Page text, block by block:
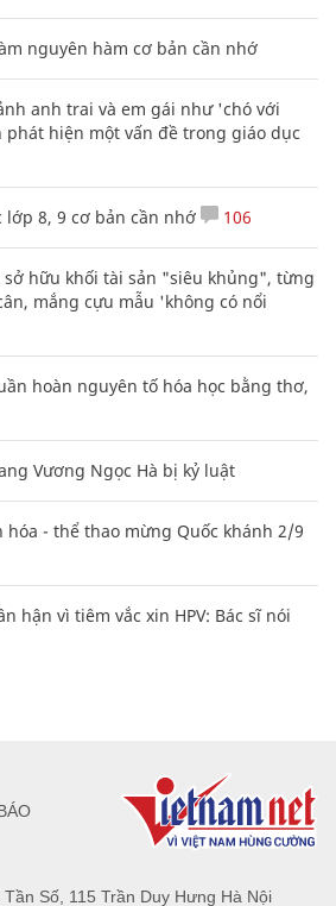
nguyên hàm cơ bản cần nhớ
anh trai và em gái như 'chó với
hiện một vấn đề trong giáo dục
lớp 8, 9 cơ bản cần nhớ 106
sở hữu khối tài sản "siêu khủng", từng
mắng cựu mẫu 'không có nổi
hoàn nguyên tố hóa học bằng thơ,
Vương Ngọc Hà bị kỷ luật
- thể thao mừng Quốc khánh 2/9
hận vì tiêm vắc xin HPV: Bác sĩ nói
Số, 115 Trần Duy Hưng Hà Nội